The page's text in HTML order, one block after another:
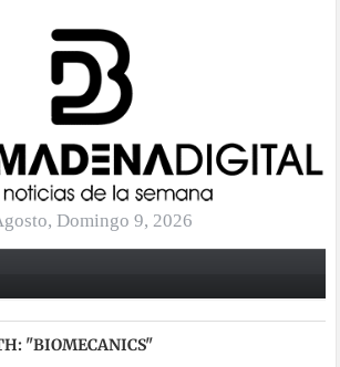
Domingo 9, 2026
"BIOMECANICS"